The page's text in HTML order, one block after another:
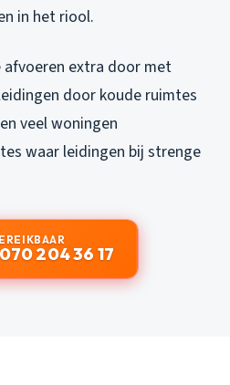
in het riool.
extra door met
door koude ruimtes
veel woningen
waar leidingen bij strenge
204 36 17